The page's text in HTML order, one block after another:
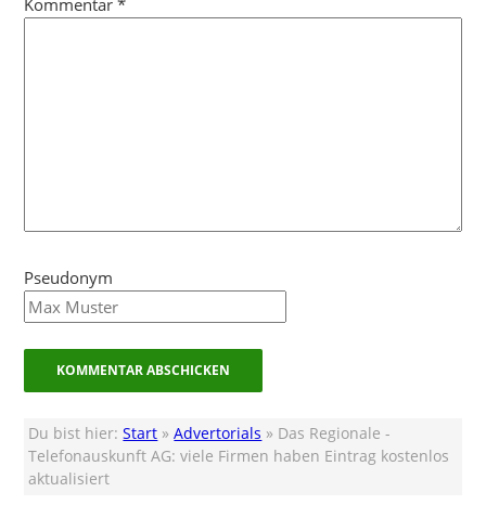
Pseudonym
Du bist hier:Start »Advertorials » Das Regionale -
Telefonauskunft AG: viele Firmen haben Eintrag kostenlos
aktualisiert